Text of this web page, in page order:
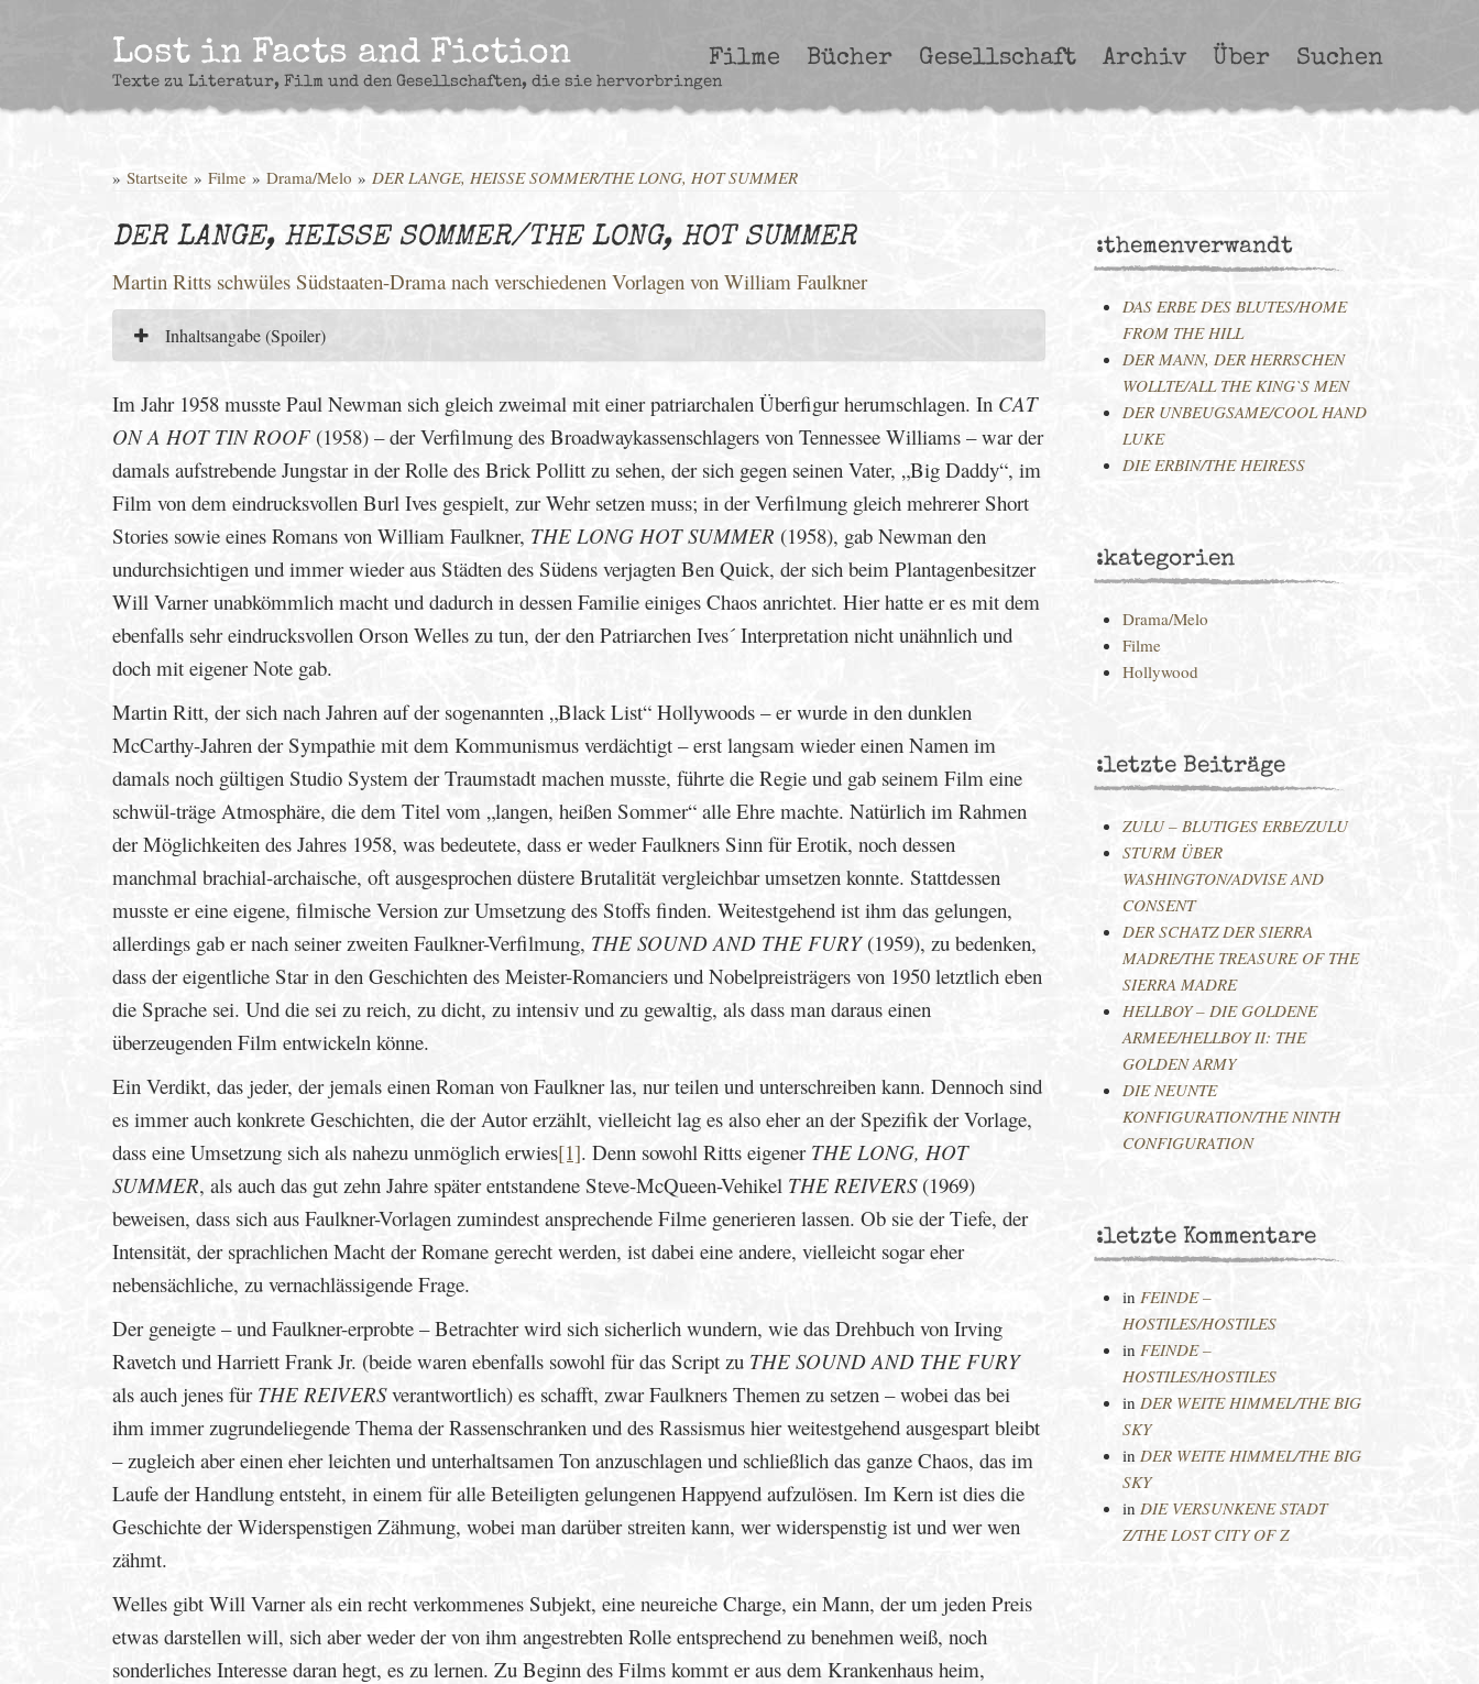
Lost in Facts and Fiction
Texte zu Literatur, Film und den Gesellschaften, die sie hervorbringen
Filme Bücher Gesellschaft Archiv Über Suchen
» Startseite » Filme » Drama/Melo » DER LANGE, HEISSE SOMMER/THE LONG, HOT SUMMER
DER LANGE, HEISSE SOMMER/THE LONG, HOT SUMMER
Martin Ritts schwüles Südstaaten-Drama nach verschiedenen Vorlagen von William Faulkner
Inhaltsangabe (Spoiler)
Im Jahr 1958 musste Paul Newman sich gleich zweimal mit einer patriarchalen Überfigur herumschlagen. In CAT
ON A HOT TIN ROOF (1958) – der Verfilmung des Broadwaykassenschlagers von Tennessee Williams – war der
damals aufstrebende Jungstar in der Rolle des Brick Pollitt zu sehen, der sich gegen seinen Vater, „Big Daddy“, im
Film von dem eindrucksvollen Burl Ives gespielt, zur Wehr setzen muss; in der Verfilmung gleich mehrerer Short
Stories sowie eines Romans von William Faulkner, THE LONG HOT SUMMER (1958), gab Newman den
undurchsichtigen und immer wieder aus Städten des Südens verjagten Ben Quick, der sich beim Plantagenbesitzer
Will Varner unabkömmlich macht und dadurch in dessen Familie einiges Chaos anrichtet. Hier hatte er es mit dem
ebenfalls sehr eindrucksvollen Orson Welles zu tun, der den Patriarchen Ives´ Interpretation nicht unähnlich und
doch mit eigener Note gab.
Martin Ritt, der sich nach Jahren auf der sogenannten „Black List“ Hollywoods – er wurde in den dunklen
McCarthy-Jahren der Sympathie mit dem Kommunismus verdächtigt – erst langsam wieder einen Namen im
damals noch gültigen Studio System der Traumstadt machen musste, führte die Regie und gab seinem Film eine
schwül-träge Atmosphäre, die dem Titel vom „langen, heißen Sommer“ alle Ehre machte. Natürlich im Rahmen
der Möglichkeiten des Jahres 1958, was bedeutete, dass er weder Faulkners Sinn für Erotik, noch dessen
manchmal brachial-archaische, oft ausgesprochen düstere Brutalität vergleichbar umsetzen konnte. Stattdessen
musste er eine eigene, filmische Version zur Umsetzung des Stoffs finden. Weitestgehend ist ihm das gelungen,
allerdings gab er nach seiner zweiten Faulkner-Verfilmung, THE SOUND AND THE FURY(1959), zu bedenken,
dass der eigentliche Star in den Geschichten des Meister-Romanciers und Nobelpreisträgers von 1950 letztlich eben
die Sprache sei. Und die sei zu reich, zu dicht, zu intensiv und zu gewaltig, als dass man daraus einen
überzeugenden Film entwickeln könne.
Ein Verdikt, das jeder, der jemals einen Roman von Faulkner las, nur teilen und unterschreiben kann. Dennoch sind
es immer auch konkrete Geschichten, die der Autor erzählt, vielleicht lag es also eher an der Spezifik der Vorlage,
dass eine Umsetzung sich als nahezu unmöglich erwies[1]. Denn sowohl Ritts eigener THE LONG, HOT
SUMMER, als auch das gut zehn Jahre später entstandene Steve-McQueen-Vehikel THE REIVERS(1969)
beweisen, dass sich aus Faulkner-Vorlagen zumindest ansprechende Filme generieren lassen. Ob sie der Tiefe, der
Intensität, der sprachlichen Macht der Romane gerecht werden, ist dabei eine andere, vielleicht sogar eher
nebensächliche, zu vernachlässigende Frage.
Der geneigte – und Faulkner-erprobte – Betrachter wird sich sicherlich wundern, wie das Drehbuch von Irving
Ravetch und Harriett Frank Jr. (beide waren ebenfalls sowohl für das Script zu THE SOUND AND THE FURY
als auch jenes für THE REIVERSverantwortlich) es schafft, zwar Faulkners Themen zu setzen – wobei das bei
ihm immer zugrundeliegende Thema der Rassenschranken und des Rassismus hier weitestgehend ausgespart bleibt
– zugleich aber einen eher leichten und unterhaltsamen Ton anzuschlagen und schließlich das ganze Chaos, das im
Laufe der Handlung entsteht, in einem für alle Beteiligten gelungenen Happyend aufzulösen. Im Kern ist dies die
Geschichte der Widerspenstigen Zähmung, wobei man darüber streiten kann, wer widerspenstig ist und wer wen
zähmt.
Welles gibt Will Varner als ein recht verkommenes Subjekt, eine neureiche Charge, ein Mann, der um jeden Preis
etwas darstellen will, sich aber weder der von ihm angestrebten Rolle entsprechend zu benehmen weiß, noch
sonderliches Interesse daran hegt, es zu lernen. Zu Beginn des Films kommt er aus dem Krankenhaus heim,
:themenverwandt
DAS ERBE DES BLUTES/HOME
FROM THE HILL
DER MANN, DER HERRSCHEN
WOLLTE/ALL THE KING`S MEN
DER UNBEUGSAME/COOL HAND
LUKE
DIE ERBIN/THE HEIRESS
:kategorien
Drama/Melo
Filme
Hollywood
:letzte Beiträge
ZULU – BLUTIGES ERBE/ZULU
STURM ÜBER
WASHINGTON/ADVISE AND
CONSENT
DER SCHATZ DER SIERRA
MADRE/THE TREASURE OF THE
SIERRA MADRE
HELLBOY – DIE GOLDENE
ARMEE/HELLBOY II: THE
GOLDEN ARMY
DIE NEUNTE
KONFIGURATION/THE NINTH
CONFIGURATION
:letzte Kommentare
in FEINDE –
HOSTILES/HOSTILES
in FEINDE –
HOSTILES/HOSTILES
in DER WEITE HIMMEL/THE BIG
SKY
in DER WEITE HIMMEL/THE BIG
SKY
in DIE VERSUNKENE STADT
Z/THE LOST CITY OF Z